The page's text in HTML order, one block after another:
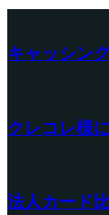
キャッシン
クレコレ様
法人カード